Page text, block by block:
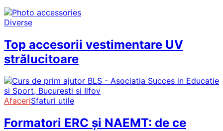
Diverse
Top accesorii vestimentare UV
strălucitoare
AfaceriSfaturi utile
Formatori ERC și NAEMT: de ce